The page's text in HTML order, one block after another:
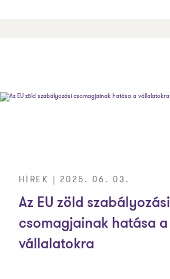
HÍREK | 2025. 06. 03.
Az EU zöld szabályozási
csomagjainak hatása a
vállalatokra